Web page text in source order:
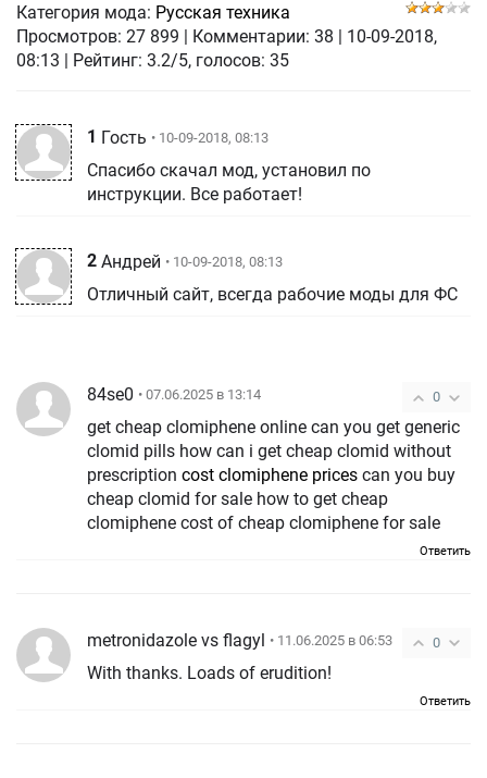
Категория мода: Русская техника
Просмотров: 27 899 Комментарии: 38
10-09-2018,
08:13
| Рейтинг: 3.2/5, голосов: 35
1 Гость • 10-09-2018, 08:13
Спасибо скачал мод, установил по
инструкции. Все работает!
2 Андрей • 10-09-2018, 08:13
Отличный сайт, всегда рабочие моды для ФС
0
84se0 • 07.06.2025 в 13:14
get cheap clomiphene online can you get generic
clomid pills how can i get cheap clomid without
prescription cost clomiphene prices can you buy
cheap clomid for sale how to get cheap
clomiphene cost of cheap clomiphene for sale
Ответить
0
metronidazole vs flagyl • 11.06.2025 в 06:53
With thanks. Loads of erudition!
Ответить